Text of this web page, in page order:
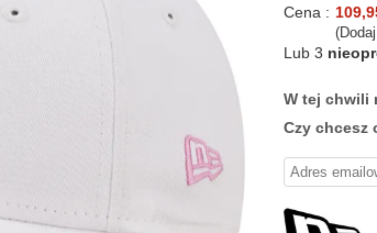
Cena :
Lub 3
W tej chwili
Czy chcesz